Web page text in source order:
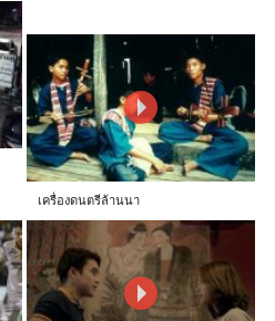
เครื่องดนตรีล้านนา